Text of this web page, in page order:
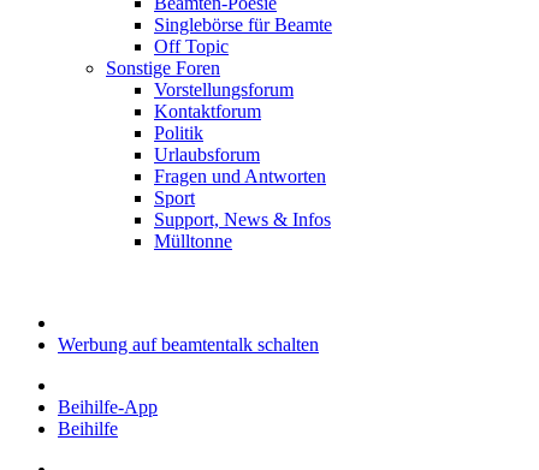
Singlebörse für Beamte
Off Topic
Sonstige Foren
Vorstellungsforum
Kontaktforum
Politik
Urlaubsforum
Fragen und Antworten
Sport
Support, News & Infos
Mülltonne
Werbung auf beamtentalk schalten
Beihilfe-App
Beihilfe